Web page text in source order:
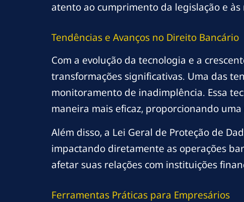
atento ao cumprimento da legislação e
Tendências e Avanços no Direito Bancário
Com a evolução da tecnologia e a
transformações significativas. Uma das
monitoramento de inadimplência. Essa
maneira mais eficaz, proporcionando
Além disso, a Lei Geral de Proteção de
impactando diretamente as operações
afetar suas relações com instituições
Ferramentas Práticas para Empresários